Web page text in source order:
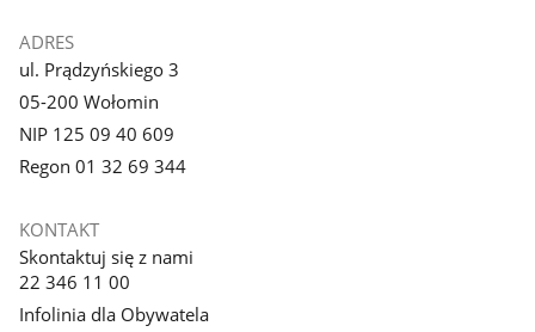
ADRES
ul. Prądzyńskiego 3
05-200 Wołomin
NIP 125 09 40 609
Regon 01 32 69 344
KONTAKT
Skontaktuj się z nami
22 346 11 00
Infolinia dla Obywatela